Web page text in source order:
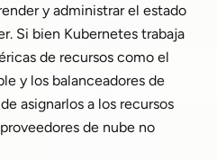
y administrar el estado
Si bien Kubernetes trabaja
de recursos como el
y los balanceadores de
asignarlos a los recursos
de nube no